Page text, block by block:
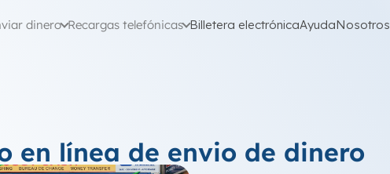
dinero Recargas telefónicas Billetera electrónicaAyudaNosotros
en línea de envio de dinero